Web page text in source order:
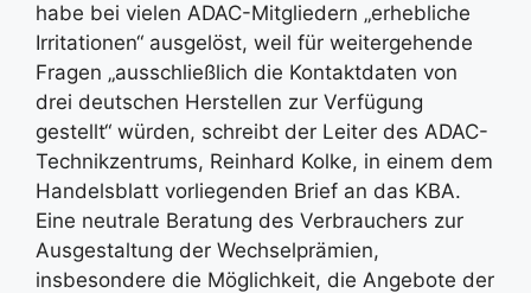
habe bei vielen ADAC-Mitgliedern „erhebliche
Irritationen“ ausgelöst, weil für weitergehende
Fragen „ausschließlich die Kontaktdaten von
drei deutschen Herstellen zur Verfügung
gestellt“ würden, schreibt der Leiter des ADAC-
Technikzentrums, Reinhard Kolke, in einem dem
Handelsblatt vorliegenden Brief an das KBA.
Eine neutrale Beratung des Verbrauchers zur
Ausgestaltung der Wechselprämien,
insbesondere die Möglichkeit, die Angebote der